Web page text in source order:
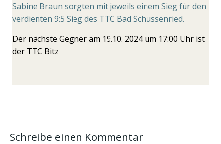
Sabine Braun sorgten mit jeweils einem Sieg für den
verdienten 9:5 Sieg des TTC Bad Schussenried.
Der nächste Gegner am 19.10. 2024 um 17:00 Uhr ist
der TTC Bitz
Schreibe einen Kommentar